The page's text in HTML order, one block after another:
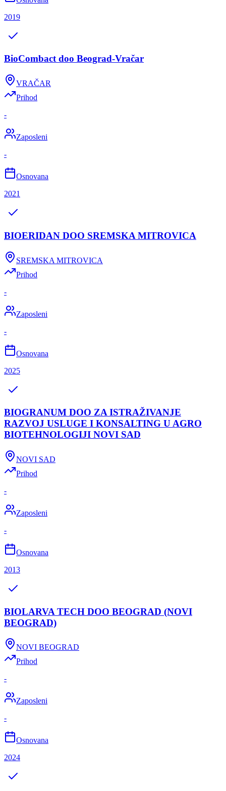
2019
BioCombact doo Beograd-Vračar
VRAČAR
Prihod
-
Zaposleni
-
Osnovana
2021
BIOERIDAN DOO SREMSKA MITROVICA
SREMSKA MITROVICA
Prihod
-
Zaposleni
-
Osnovana
2025
BIOGRANUM DOO ZA ISTRAŽIVANJE
RAZVOJ USLUGE I KONSALTING U AGRO
BIOTEHNOLOGIJI NOVI SAD
NOVI SAD
Prihod
-
Zaposleni
-
Osnovana
2013
BIOLARVA TECH DOO BEOGRAD (NOVI
BEOGRAD)
NOVI BEOGRAD
Prihod
-
Zaposleni
-
Osnovana
2024